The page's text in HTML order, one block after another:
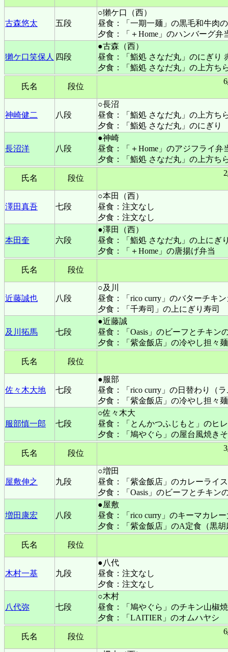
古森悠太 五段
○獺ケ口（西）
昼食：「一期一麺」の黒毛和牛肉
夕食：「＋Home」のハンバーグ弁
獺ケ口笑保人 四段
●古森（西）
昼食：「鮨処 さなだ丸」のにぎり
夕食：「鮨処 さなだ丸」の上方ち
氏名 段位
神崎健二 八段
○長沼
昼食：「鮨処 さなだ丸」の上方ち
夕食：「鮨処 さなだ丸」のにぎり
長沼洋 八段
●神崎
昼食：「＋Home」のアジフライ弁
夕食：「鮨処 さなだ丸」の上方ち
氏名 段位
澤田真吾 七段
○本田（西）
昼食：注文なし
夕食：注文なし
本田奎 六段
●澤田（西）
昼食：「鮨処 さなだ丸」の上にぎ
夕食：「＋Home」の唐揚げ弁当
氏名 段位
近藤誠也 八段
○及川
昼食：「rico curry」のバターチキ
夕食：「千寿司」の上にぎり寿司
及川拓馬 七段
●近藤誠
昼食：「Oasis」のビーフとチキン
夕食：「紫金飯店」の冷やし担々麺
氏名 段位
佐々木大地 七段
●服部
昼食：「rico curry」の日替わり（
夕食：「紫金飯店」の冷やし担々麺
服部慎一郎 七段
○佐々木大
昼食：「とんかつふじもと」のヒ
夕食：「鳩やぐら」の屋台風焼き
氏名 段位
屋敷伸之 九段
○増田
昼食：「紫金飯店」のカレーライス
夕食：「Oasis」のビーフとチキン
増田康宏 八段
●屋敷
昼食：「rico curry」のキーマカレ
夕食：「紫金飯店」のA定食（黒
氏名 段位
木村一基 九段
●八代
昼食：注文なし
夕食：注文なし
八代弥 七段
○木村
昼食：「鳩やぐら」のチキン山椒
夕食：「LAITIER」のオムハヤシ
氏名 段位